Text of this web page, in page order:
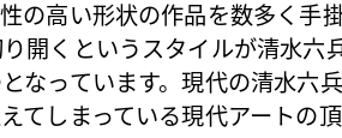
の高い形状の作品を数多く手
開くというスタイルが清水六
なっています。現代の清水六
てしまっている現代アートの